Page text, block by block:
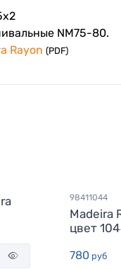
NM75-80.
Rayon (PDF)
98411044
Madeira
цвет
780руб